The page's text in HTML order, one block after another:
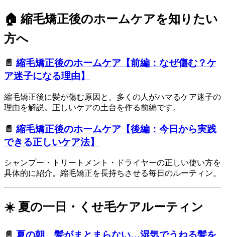
🏠 縮毛矯正後のホームケアを知りたい
方へ
📄 縮毛矯正後のホームケア【前編：なぜ傷む？ケ
ア迷子になる理由】
縮毛矯正後に髪が傷む原因と、多くの人がハマるケア迷子の
理由を解説。正しいケアの土台を作る前編です。
📄 縮毛矯正後のホームケア【後編：今日から実践
できる正しいケア法】
シャンプー・トリートメント・ドライヤーの正しい使い方を
具体的に紹介。縮毛矯正を長持ちさせる毎日のルーティン。
☀️ 夏の一日・くせ毛ケアルーティン
📄 夏の朝、髪がまとまらない…湿気でうねる髪を